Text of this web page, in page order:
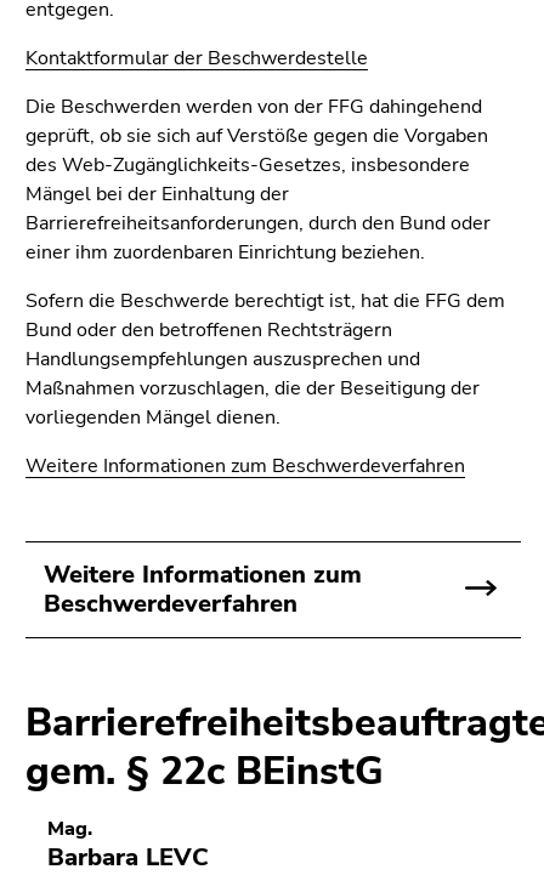
entgegen.
Kontaktformular der Beschwerdestelle
Die Beschwerden werden von der FFG dahingehend
geprüft, ob sie sich auf Verstöße gegen die Vorgaben
des Web-Zugänglichkeits-Gesetzes, insbesondere
Mängel bei der Einhaltung der
Barrierefreiheitsanforderungen, durch den Bund oder
einer ihm zuordenbaren Einrichtung beziehen.
Sofern die Beschwerde berechtigt ist, hat die FFG dem
Bund oder den betroffenen Rechtsträgern
Handlungsempfehlungen auszusprechen und
Maßnahmen vorzuschlagen, die der Beseitigung der
vorliegenden Mängel dienen.
Weitere Informationen zum Beschwerdeverfahren
Weitere Informationen zum
Beschwerdeverfahren
gem. § 22c BEinstG
Mag.
Barbara LEVC